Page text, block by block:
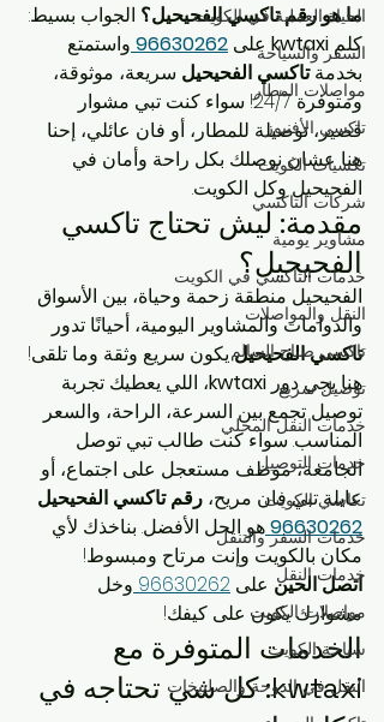
الحياة العملية في الكويت
السفر والسياحة
مواصلات المطار
تاكسي الأفنيوز
تكسيات الكويت
شركات التاكسي
مشاوير يومية
خدمات التاكسي في الكويت
النقل والمواصلات
تاكسي صباح السالم
توصيل سريع
خدمات النقل المحلي
خدمات التوصيل
تكاسي الكويت
خدمات السفر والتنقل
خدمات النقل
مواصلات الكويت
سياحة الكويت
النقل في الدوحة والصليبخات
ما هو رقم تاكسي الفحيحيل؟ الجواب بسيط:
كلم kwtaxi على 96630262 واستمتع
بخدمة تاكسي الفحيحيل سريعة، موثوقة،
ومتوفرة 24/7! سواء كنت تبي مشوار
قصير، توصيلة للمطار، أو فان عائلي، إحنا
هنا عشان نوصلك بكل راحة وأمان في
الفحيحيل وكل الكويت.
مقدمة: ليش تحتاج تاكسي
الفحيحيل؟
الفحيحيل منطقة زحمة وحياة، بين الأسواق
والدوامات والمشاوير اليومية، أحيانًا تدور
تاكسي الفحيحيل يكون سريع وثقة وما تلقى!
هنا يجي دور kwtaxi، اللي يعطيك تجربة
توصيل تجمع بين السرعة، الراحة، والسعر
المناسب. سواء كنت طالب تبي توصل
الجامعة، موظف مستعجل على اجتماع، أو
عايلة تبي فان مريح، رقم تاكسي الفحيحيل
96630262هو الحل الأفضل. بناخذك لأي
مكان بالكويت وإنت مرتاح ومبسوط!
اتصل الحين على 96630262 وخل
مشوارك يكون على كيفك!
الخدمات المتوفرة مع
kwtaxi: كل شي تحتاجه في